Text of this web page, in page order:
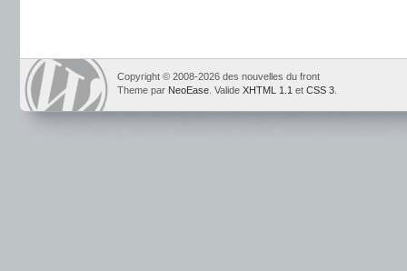
Copyright © 2008-2026 des nouvelles du front
Theme par NeoEase . Valide XHTML 1.1 et CSS 3